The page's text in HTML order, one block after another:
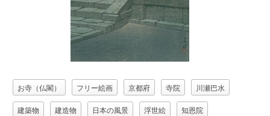
お寺（仏閣） フリー絵画 京都府 寺院 川瀬巴水
建築物 建造物 日本の風景 浮世絵 知恩院